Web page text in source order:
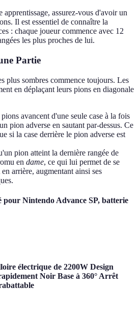
assurez-vous d'avoir un
Il est essentiel de connaître la
: chaque joueur commence avec 12
les plus proches de lui.
Partie
plus sombres commence toujours. Les
en déplaçant leurs pions en diagonale
avancent d'une seule case à la fois
pion adverse en sautant par-dessus. Ce
si la case derrière le pion adverse est
pion atteint la dernière rangée de
en dame, ce qui lui permet de se
arrière, augmentant ainsi ses
pour Nintendo Advance SP, batterie
électrique de 2200W Design
Noir Base à 360° Arrêt